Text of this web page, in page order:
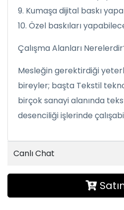
9. Kumaşa dijital baskı
10. Özel baskıları
Çalışma Alanları
Mesleğin gerektirdiği
bireyler; başta Tekstil
birçok sanayi alanında
desenciliği işlerinde
Canlı Chat